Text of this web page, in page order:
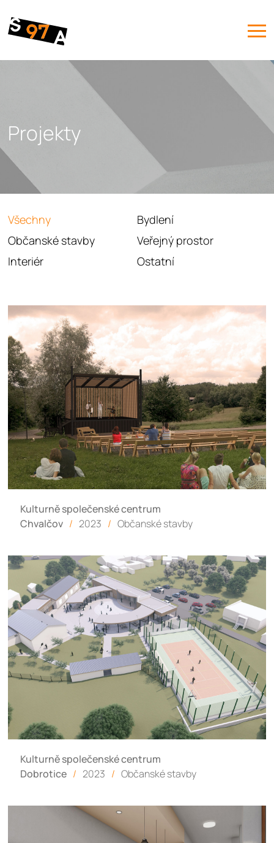
Projekty
Všechny
Bydlení
Občanské stavby
Veřejný prostor
Interiér
Ostatní
Kulturně společenské centrum
Chvalčov / 2023 / Občanské stavby
Kulturně společenské centrum
Dobrotice / 2023 / Občanské stavby